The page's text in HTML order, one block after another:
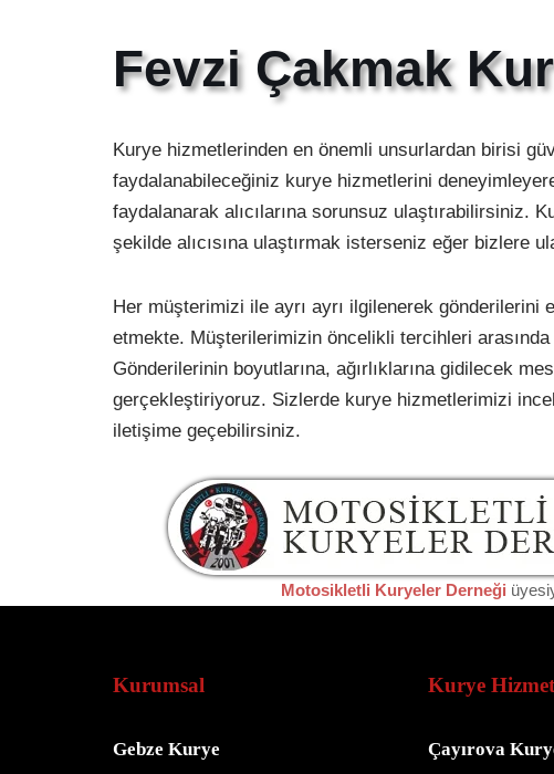
Fevzi Çakmak
Kurye hizmetlerinden en önemli unsurlardan birisi
faydalanabileceğiniz kurye hizmetlerini
faydalanarak alıcılarına sorunsuz
şekilde alıcısına ulaştırmak isterseniz eğer bizlere
Her müşterimizi ile ayrı ayrı ilgilenerek
etmekte. Müşterilerimizin öncelikli tercihleri
Gönderilerinin boyutlarına, ağırlıklarına gidilecek
gerçekleştiriyoruz. Sizlerde kurye hizmetlerimizi
iletişime geçebilirsiniz.
Motosikletli Kuryeler Derneği
Kurumsal
Gebze Kurye
Kurye
Çayırova